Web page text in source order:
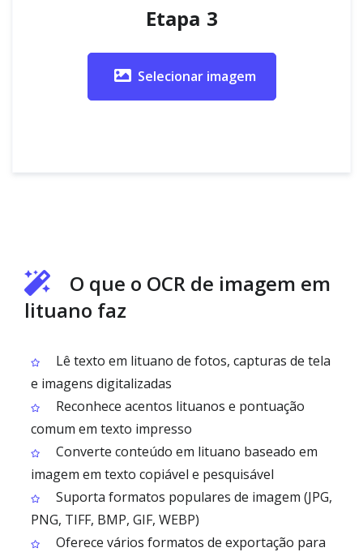
Etapa 3
Selecionar imagem
O que o OCR de imagem em
lituano faz
Lê texto em lituano de fotos, capturas de tela
e imagens digitalizadas
Reconhece acentos lituanos e pontuação
comum em texto impresso
Converte conteúdo em lituano baseado em
imagem em texto copiável e pesquisável
Suporta formatos populares de imagem (JPG,
PNG, TIFF, BMP, GIF, WEBP)
Oferece vários formatos de exportação para